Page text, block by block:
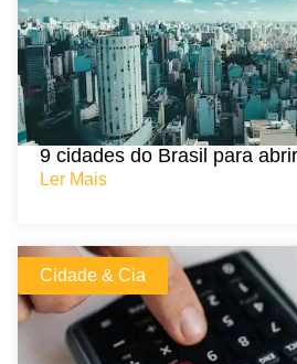
9 cidades do Brasil para
Ler Mais
Cidade & Cia